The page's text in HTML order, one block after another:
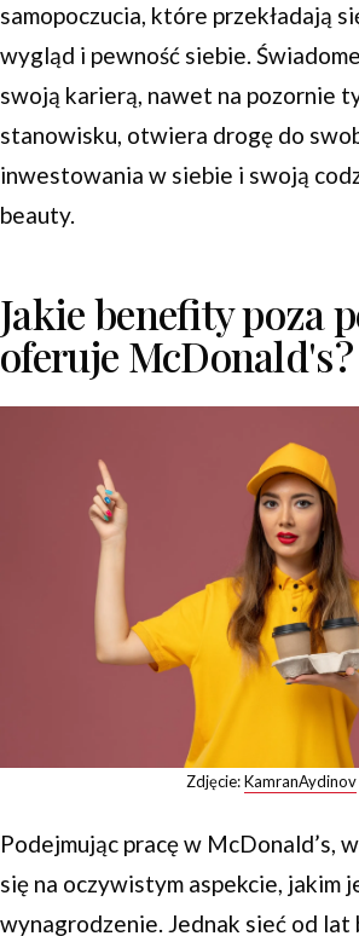
samopoczucia, które przekładają
wygląd i pewność siebie.
swoją karierą, nawet na pozornie
stanowisku, otwiera drogę do
inwestowania w siebie i swoją
beauty.
Jakie benefity poza
oferuje McDonald's?
Zdjęcie:KamranAydinov
Podejmując pracę w McDonald’s,
się na oczywistym aspekcie, jakim
wynagrodzenie. Jednak sieć od lat